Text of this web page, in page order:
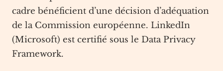
cadre bénéficient d’une décision d’adéquation
de la Commission européenne. LinkedIn
(Microsoft) est certifié sous le Data Privacy
Framework.